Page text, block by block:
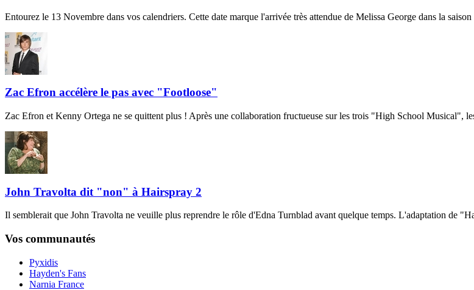
Entourez le 13 Novembre dans vos calendriers. Cette date marque l'arrivée très attendue de Melissa George dans la
Zac Efron accélère le pas avec "Footloose"
Zac Efron et Kenny Ortega ne se quittent plus ! Après une collaboration fructueuse sur les trois "High School Musical",
John Travolta dit "non" à Hairspray 2
Il semblerait que John Travolta ne veuille plus reprendre le rôle d'Edna Turnblad avant quelque temps. L'adaptation de
Vos communautés
Pyxidis
Hayden's Fans
Narnia France